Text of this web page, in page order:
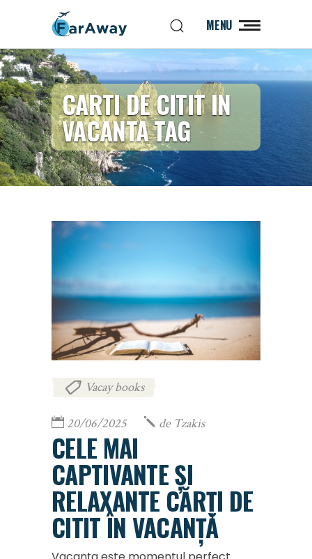
MENU
CARTI DE CITIT IN
VACANTA TAG
Vacay books
20/06/2025 de Tzakis
CELE MAI
CAPTIVANTE ȘI
RELAXANTE CĂRȚI DE
CITIT ÎN VACANȚĂ